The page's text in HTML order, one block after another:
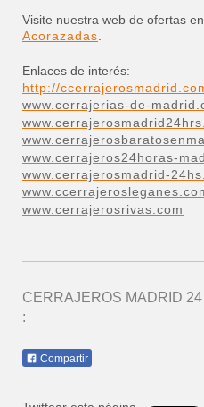
Visite nuestra web de ofertas en
Acorazadas
Enlaces de interés:
http://
www.cerrajerias-de-
www.cerrajeros24horas-
www.cerrajerosmadrid-
www.cerrajerosrivas.com
CERRAJEROS MADRID
:
Compartir